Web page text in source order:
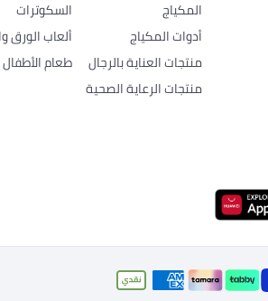
المكياج
أدوات المكياج
منتجات العناية بالرجال
منتجات الرعاية الصحية
السكوترات
ألعاب الورق
طعام الأطفال